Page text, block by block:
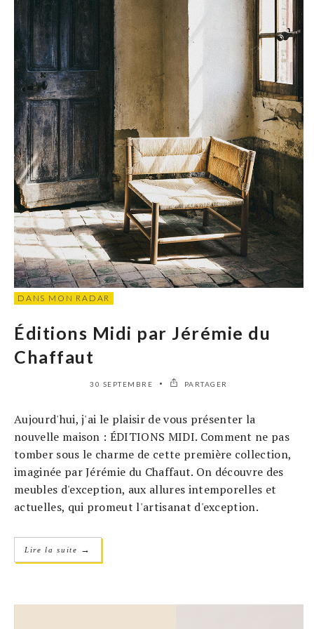
DANS MON RADAR
Éditions Midi par Jérémie du
Chaffaut
30 SEPTEMBRE PARTAGER
Aujourd'hui, j'ai le plaisir de vous présenter la
nouvelle maison : ÉDITIONS MIDI. Comment ne pas
tomber sous le charme de cette première collection,
imaginée par Jérémie du Chaffaut. On découvre des
meubles d'exception, aux allures intemporelles et
actuelles, qui promeut l'artisanat d'exception.
Lire la suite →